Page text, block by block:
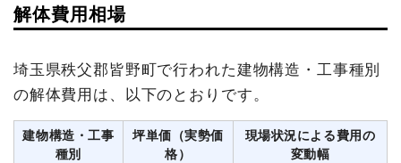
解体費用相場
埼玉県秩父郡皆野町で行われた建物構造・工事種別
の解体費用は、以下のとおりです。
建物構造・工事
種別
坪単価（実勢価
格）
現場状況による費用の
変動幅